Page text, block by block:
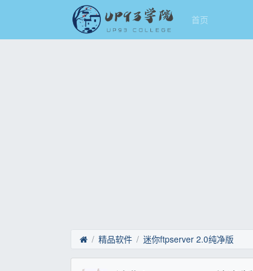
首页
精品软件 迷你ftpserver 2.0纯净版